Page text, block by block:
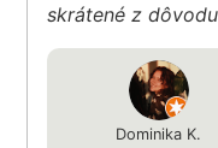
skrátené z
Dominika K.